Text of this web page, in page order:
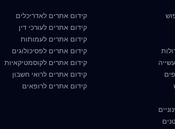
קידום אתרים לאדריכלים
קידום אתרים לעורכי דין
קידום אתרים לעמותות
קידום אתרים לפסיכולוגים
קידום אתרים לקוסמטיקאיות
קידום אתרים לרואי חשבון
קידום אתרים לרופאים